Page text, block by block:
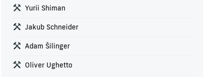
Yurii Shiman
Jakub Schneider
Adam Šilinger
Oliver Ughetto